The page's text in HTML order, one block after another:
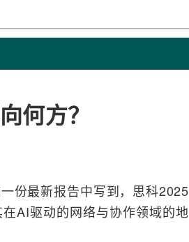
何方？
份最新报告中写到， 思科2025
在AI驱动的网络与协作领域的地